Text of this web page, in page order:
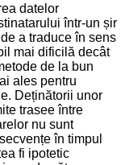
datelor
într-un șir
a traduce în sens
mai dificilă decât
de la bun
ales pentru
Deținătorii unor
trasee între
nu sunt
în timpul
fi ipotetic